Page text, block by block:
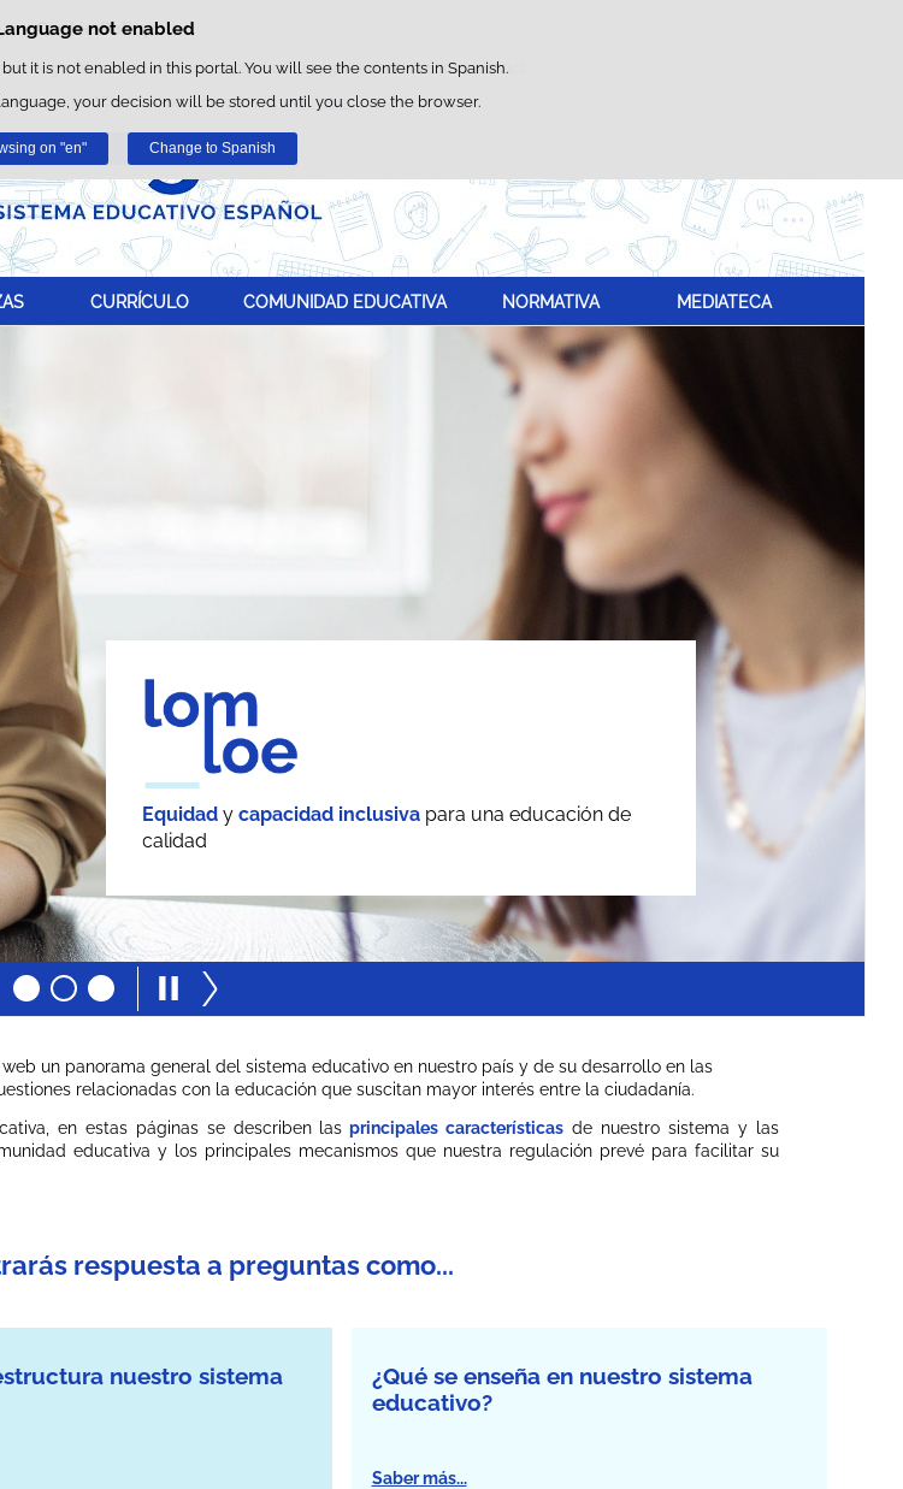
Cookie Policy
and third-party cookies to obtain usage and satisfaction statistics.
in the "Cookies" section of ourlegal notice.
Accept Reject
not enabled
it is not enabled in this portal. You will see the contents in Spanish.
your decision will be stored until you close the browser.
on "en" Change to Spanish
Skip to content
CURRÍCULO COMUNIDAD EDUCATIVA NORMATIVA MEDIATECA
Equidad y capacidad inclusiva para una educación de
calidad
un panorama general del sistema educativo en nuestro país y de su desarrollo en las
relacionadas con la educación que suscitan mayor interés entre la ciudadanía.
en estas páginas se describen las principales características de nuestro sistema y las
educativa y los principales mecanismos que nuestra regulación prevé para facilitar su
respuesta a preguntas como...
nuestro sistema
¿Qué se enseña en nuestro sistema
educativo?
Saber más...